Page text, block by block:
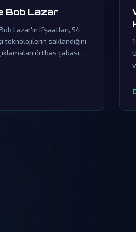
Bob Lazar
Lazar'ın ifşaatları, S4
teknolojilerin saklandığını
örtbas çabası
biri haline